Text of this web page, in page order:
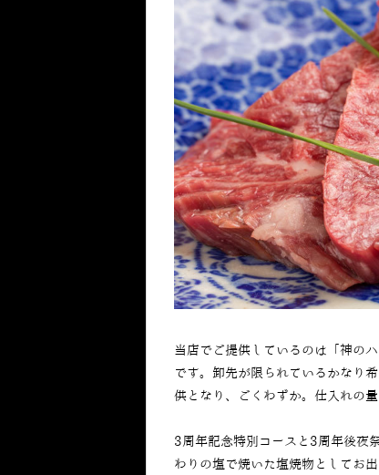
当店でご提供しているのは「神の
です。卸先が限られているかなり
供となり、ごくわずか。仕入れの
3周年記念特別コースと3周年後夜
わりの塩で焼いた塩焼物としてお